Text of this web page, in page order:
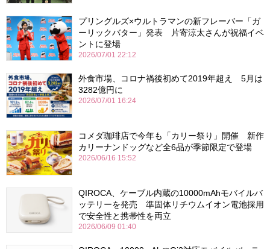
プリングルズ×ウルトラマンの新フレーバー「ガ
ーリックバター」発表 片寄涼太さんが祝福イベ
ントに登場
2026/07/01 22:12
外食市場、コロナ禍後初めて2019年超え 5月は
3282億円に
2026/07/01 16:24
コメダ珈琲店で今年も「カリー祭り」開催 新作
カリーナンドッグなど全6品が季節限定で登場
2026/06/16 15:52
QIROCA、ケーブル内蔵の10000mAhモバイルバ
ッテリーを発売 準固体リチウムイオン電池採用
で安全性と携帯性を両立
2026/06/09 01:40